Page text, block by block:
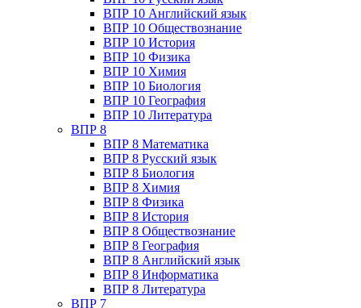
ВПР 10 Английский язык
ВПР 10 Обществознание
ВПР 10 История
ВПР 10 Физика
ВПР 10 Химия
ВПР 10 Биология
ВПР 10 География
ВПР 10 Литература
ВПР 8
ВПР 8 Математика
ВПР 8 Русский язык
ВПР 8 Биология
ВПР 8 Химия
ВПР 8 Физика
ВПР 8 История
ВПР 8 Обществознание
ВПР 8 География
ВПР 8 Английский язык
ВПР 8 Информатика
ВПР 8 Литература
ВПР 7